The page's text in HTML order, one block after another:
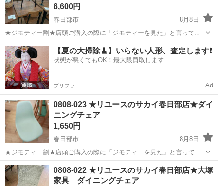
6,600円
春日部市
8月8日
★ジモティー割★店頭ご購入の際に「ジモティーを見た」と言ってい
ただくとジモティー限定価格（掲載価格の10%OFF）でご購入が可能
です。 必ずご精算前にスタッフまでお伝えくださいませ。 ---------------
-...
埼玉 春日部市 椅子 サカイ
【夏の大掃除🧹】いらない人形、査定します❗️
状態が悪くてもOK！最大限買取します
プリフラ Ad
0808-023 ★リユースのサカイ春日部店★ダイ
ニングチェア
1,650円
春日部市
8月8日
★ジモティー割★店頭ご購入の際に「ジモティーを見た」と言ってい
ただくとジモティー限定価格（掲載価格の10%OFF）でご購入が可能
です。 必ずご精算前にスタッフまでお伝えくださいませ。 ---------------
-...
埼玉 春日部市 サカイ
0808-022 ★リユースのサカイ春日部店★大塚
家具 ダイニングチェア